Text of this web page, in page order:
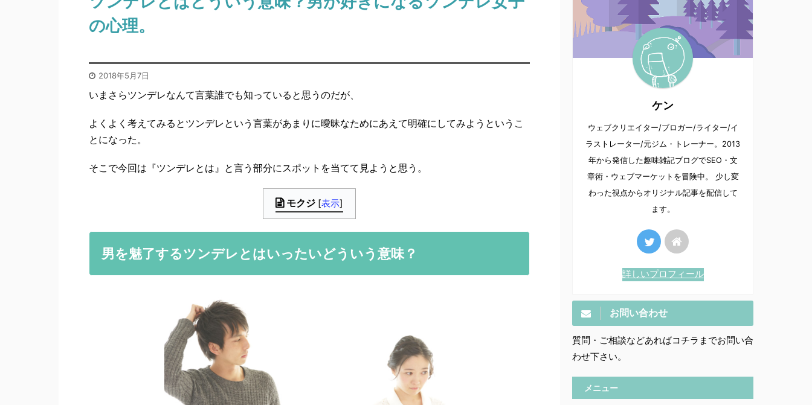
の心理。
2018年5月7日
いまさらツンデレなんて言葉誰でも知っていると思うのだが、
よくよく考えてみるとツンデレという言葉があまりに曖昧なためにあえて明確にしてみようというこ
とになった。
そこで今回は『ツンデレとは』と言う部分にスポットを当てて見ようと思う。
モクジ [表示]
男を魅了するツンデレとはいったいどういう意味？
ケン
ウェブクリエイター/ブロガー/ライター/イ
ラストレーター/元ジム・トレーナー。2013
年から発信した趣味雑記ブログでSEO・文
章術・ウェブマーケットを冒険中。 少し変
わった視点からオリジナル記事を配信して
ます。
詳しいプロフィール
お問い合わせ
質問・ご相談などあればコチラまでお問い合
わせ下さい。
メニュー